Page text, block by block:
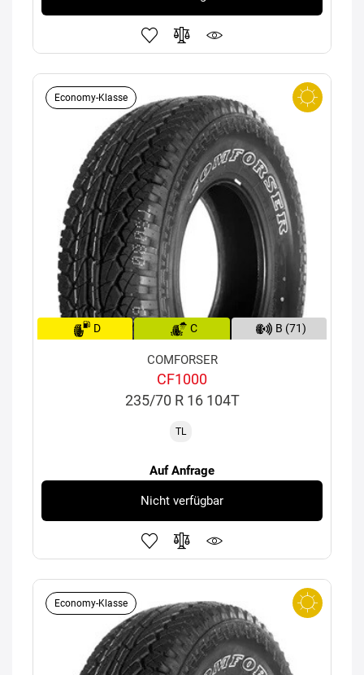
Economy-Klasse
D C B (71)
COMFORSER
CF1000
235/70 R 16 104T
TL
Auf Anfrage
Nicht verfügbar
Economy-Klasse